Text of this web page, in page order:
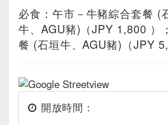
必食：午市－牛豬綜合套餐 (
牛、AGU豬)（JPY 1,800 ）
餐 (石垣牛、AGU豬)（JPY
開放時間：